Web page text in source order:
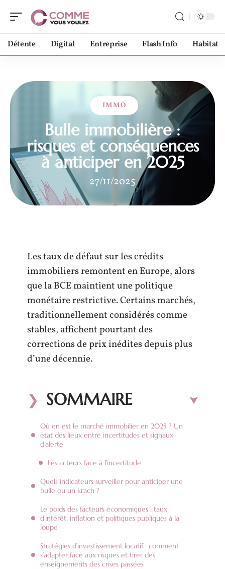
Détente Digital Entreprise Flash Info Habitat
IMMO
Bulle immobilière :
risques et conséquences
à anticiper en 2025
27/11/2025
Les taux de défaut sur les crédits
immobiliers remontent en Europe, alors
que la BCE maintient une politique
monétaire restrictive. Certains marchés,
traditionnellement considérés comme
stables, affichent pourtant des
corrections de prix inédites depuis plus
d’une décennie.
SOMMAIRE
Où en est le marché immobilier en 2025 ? Un
état des lieux entre incertitudes et signaux
d’alerte
Les acteurs face à l’incertitude
Quels indicateurs surveiller pour anticiper une
bulle ou un krach ?
Le poids des facteurs économiques : taux
d’intérêt, inflation et politiques publiques à la
loupe
Stratégies d’investissement locatif : comment
s’adapter face aux risques et tirer des
enseignements des crises passées